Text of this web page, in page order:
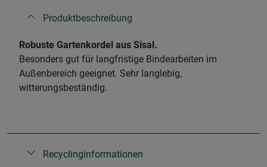
Produktbeschreibung
Robuste Gartenkordel aus Sisal.
Besonders gut für langfristige Bindearbeiten im
Außenbereich geeignet. Sehr langlebig,
witterungsbeständig.
Recyclinginformationen